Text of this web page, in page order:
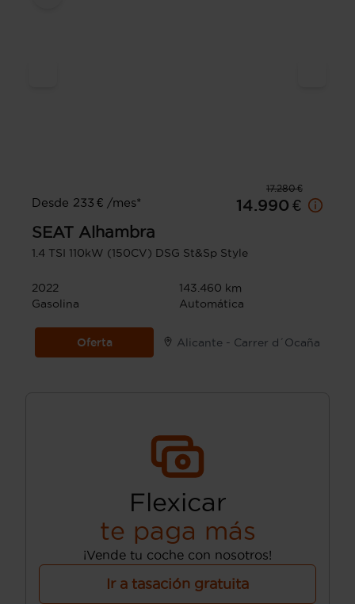
17.280 €
Desde 233 € /mes*
14.990 €
SEAT Alhambra
1.4 TSI 110kW (150CV) DSG St&Sp Style
2022
143.460 km
Gasolina
Automática
Oferta Alicante - Carrer d´Ocaña
Flexicar
te paga más
¡Vende tu coche con nosotros!
Ir a tasación gratuita